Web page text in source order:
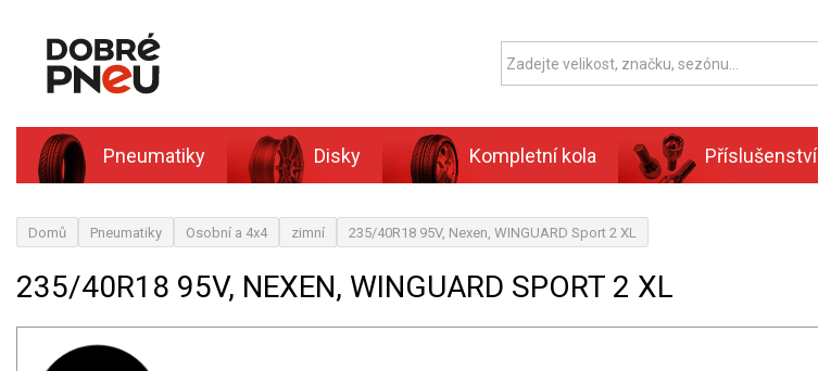
Pneumatiky Disky Kompletní kola Příslušenství
Domů Pneumatiky Osobní a 4x4 zimní 235/40R18 95V, Nexen, WINGUARD Sport 2 XL
235/40R18 95V, NEXEN, WINGUARD SPORT 2 XL